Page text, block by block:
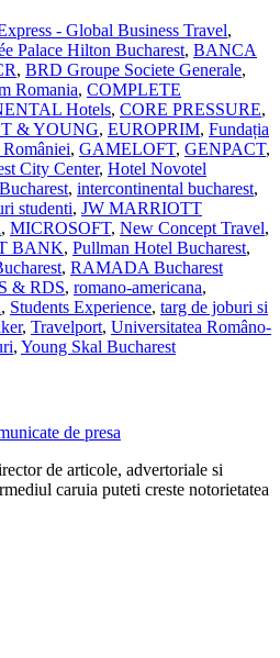
- Global Business Travel,
Palace Hilton Bucharest, BANCA
, BRD Groupe Societe Generale,
Romania, COMPLETE
Hotels, CORE PRESSURE,
& YOUNG, EUROPRIM, Fundația
, GAMELOFT, GENPACT,
City Center, Hotel Novotel
, intercontinental bucharest,
studenti, JW MARRIOTT
, MICROSOFT, New Concept Travel,
BANK, Pullman Hotel Bucharest,
, RAMADA Bucharest
& RDS, romano-americana,
, Students Experience, targ de joburi si
, Travelport, Universitatea Româno-
, Young Skal Bucharest
de articole, advertoriale si
caruia puteti creste notorietatea